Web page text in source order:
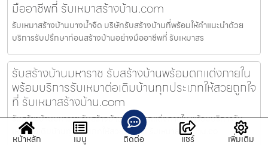
มืออาชีพที่ รับเหมาสร้างบ้าน.com
รับเหมาสร้างบ้านบางน้ำจืด บริษัทรับสร้างบ้านที่พร้อมให้คำแนะนำด้วย
บริการรับปรึกษาก่อนสร้างบ้านอย่างมืออาชีพที่ รับเหมาสร
รับสร้างบ้านมหาราช รับสร้างบ้านพร้อมตกแต่งภายใน
พร้อมบริการรับเหมาต่อเติมบ้านทุกประเภทให้สวยถูกใจ
ที่ รับเหมาสร้างบ้าน.com
รับสร้างบ้านมหาราช รับสร้างบ้านพร้อมตกแต่งภายใน พร้อมบริการรับ
เหมาต่อเติมบ้านทุกประเภทให้สวยถูกใจที่ รับเหมาสร้างบ้าน.co
หน้าหลัก เมนู ติดต่อ แชร์ เพิ่มเติม